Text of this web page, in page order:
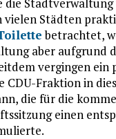
vielen Städten
betrachtet,
aber aufgrund
vergingen ein
CDU-Fraktion in
die für die
einen